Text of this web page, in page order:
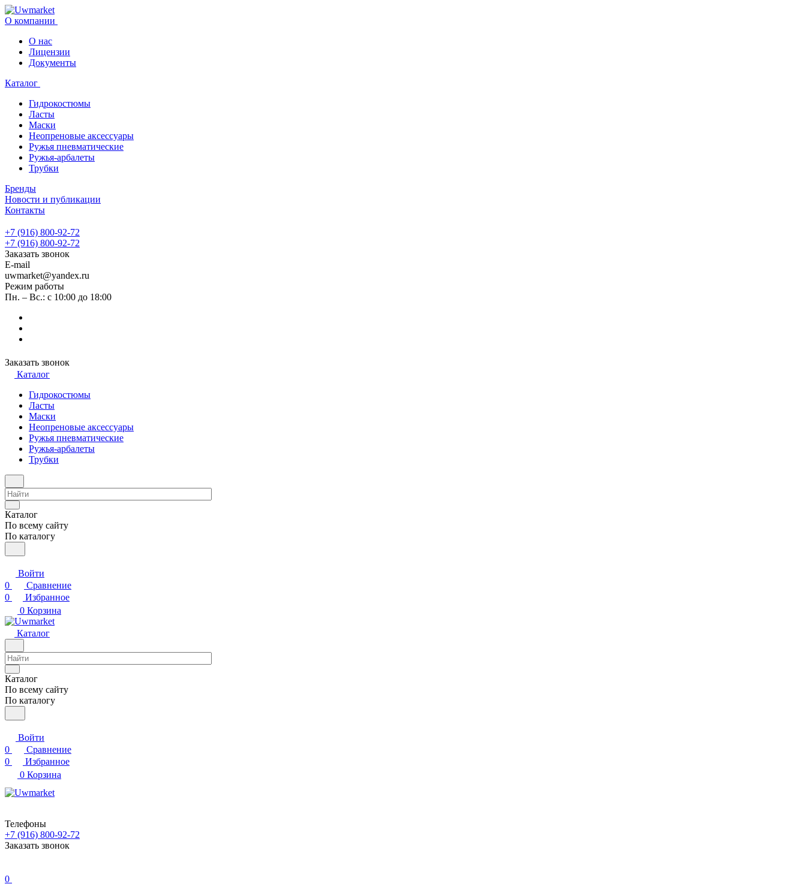
О компании
О нас
Лицензии
Документы
Каталог
Гидрокостюмы
Ласты
Маски
Неопреновые аксессуары
Ружья пневматические
Ружья-арбалеты
Трубки
Бренды
Новости и публикации
Контакты
+7 (916) 800-92-72
+7 (916) 800-92-72
Заказать звонок
E-mail
uwmarket@yandex.ru
Режим работы
Пн. – Вс.: с 10:00 до 18:00
Заказать звонок
Каталог
Гидрокостюмы
Ласты
Маски
Неопреновые аксессуары
Ружья пневматические
Ружья-арбалеты
Трубки
Каталог
По всему сайту
По каталогу
Войти
0
Сравнение
0
Избранное
0 Корзина
Каталог
Каталог
По всему сайту
По каталогу
Войти
0
Сравнение
0
Избранное
0 Корзина
Телефоны
+7 (916) 800-92-72
Заказать звонок
0